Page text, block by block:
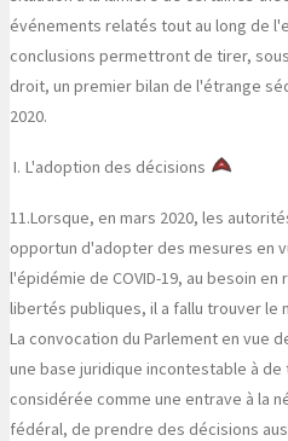
événements relatés tout au long de
conclusions permettront de tirer,
droit, un premier bilan de l'étrange
2020.
I. L'adoption des décisions
11.Lorsque, en mars 2020, les
opportun d'adopter des mesures en
l'épidémie de COVID-19, au besoin
libertés publiques, il a fallu trouver le
La convocation du Parlement en vue
une base juridique incontestable à
considérée comme une entrave à la
fédéral, de prendre des décisions